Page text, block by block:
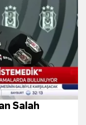
ve sitemizde
çerezlerle ilgili bilgi
Salah